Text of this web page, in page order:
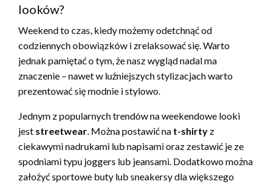
looków?
Weekend to czas, kiedy możemy odetchnąć od
codziennych obowiązków i zrelaksować się. Warto
jednak pamiętać o tym, że nasz wygląd nadal ma
znaczenie – nawet w luźniejszych stylizacjach warto
prezentować się modnie i stylowo.
Jednym z popularnych trendów na weekendowe looki
jest streetwear . Można postawić na t-shirty z
ciekawymi nadrukami lub napisami oraz zestawić je ze
spodniami typu joggers lub jeansami. Dodatkowo można
założyć sportowe buty lub sneakersy dla większego